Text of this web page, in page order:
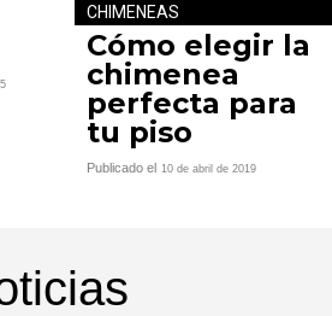
CHIMENEAS
Cómo elegir la
chimenea
perfecta para
tu piso
Publicado el 10 de abril de 2019